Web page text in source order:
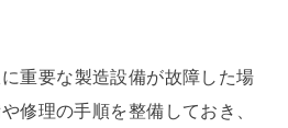
に重要な製造設備が故障した場
修理の手順を整備しておき、